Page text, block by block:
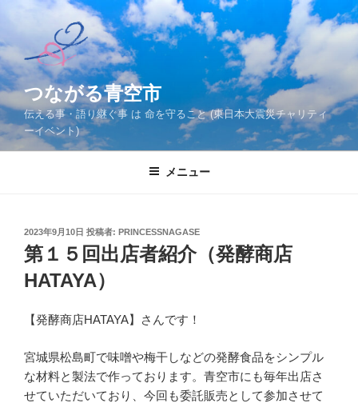
テ
ン
ツ
へ
ス
キ
つながる青空市
伝える事・語り継ぐ事 は 命を守ること (東日本大震災チャリティ
ーイベント)
メニュー
投
稿
日:
2023年9月10日 投稿者: PRINCESSNAGASE
第１５回出店者紹介（発酵商店
HATAYA）
【発酵商店HATAYA】さんです！
宮城県松島町で味噌や梅干しなどの発酵食品をシンプル
な材料と製法で作っております。青空市にも毎年出店さ
せていただいており、今回も委託販売として参加させて